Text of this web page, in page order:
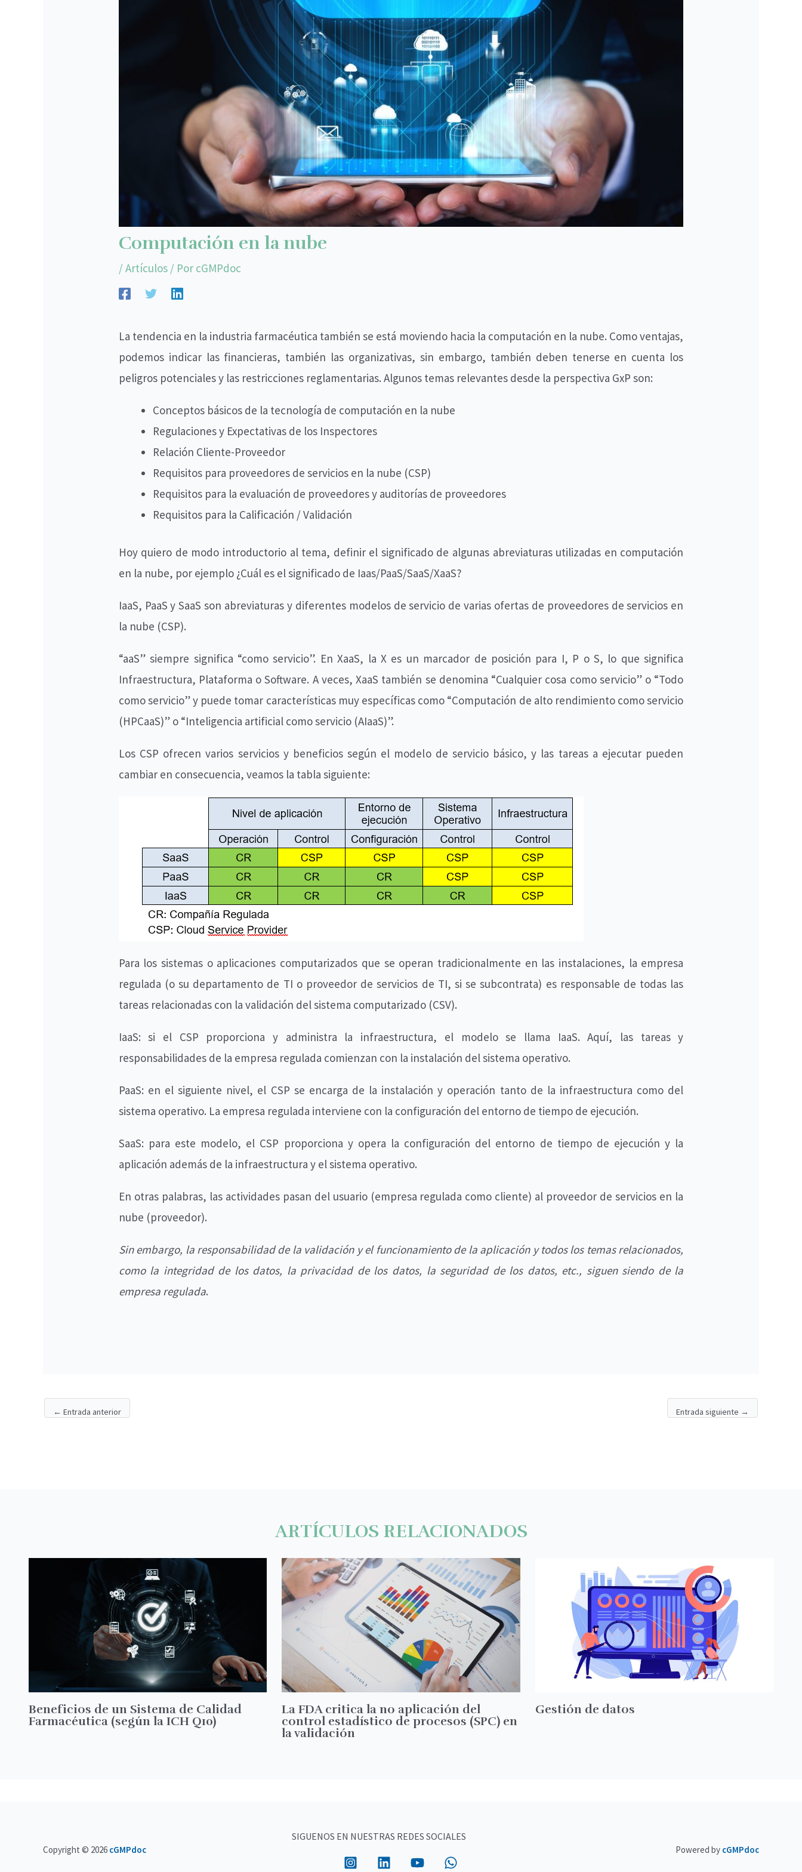
Computación en la nube
/Artículos/ Por cGMPdoc
La tendencia en la industria farmacéutica también se está moviendo hacia la computación en la nube. Como ventajas,
podemos indicar las financieras, también las organizativas, sin embargo, también deben tenerse en cuenta los
peligros potenciales y las restricciones reglamentarias. Algunos temas relevantes desde la perspectiva GxP son:
Conceptos básicos de la tecnología de computación en la nube
Regulaciones y Expectativas de los Inspectores
Relación Cliente-Proveedor
Requisitos para proveedores de servicios en la nube (CSP)
Requisitos para la evaluación de proveedores y auditorías de proveedores
Requisitos para la Calificación / Validación
Hoy quiero de modo introductorio al tema, definir el significado de algunas abreviaturas utilizadas en computación
en la nube, por ejemplo ¿Cuál es el significado de Iaas/PaaS/SaaS/XaaS?
IaaS, PaaS y SaaS son abreviaturas y diferentes modelos de servicio de varias ofertas de proveedores de servicios en
la nube (CSP).
“aaS” siempre significa “como servicio”. En XaaS, la X es un marcador de posición para I, P o S, lo que significa
Infraestructura, Plataforma o Software. A veces, XaaS también se denomina “Cualquier cosa como servicio” o “Todo
como servicio” y puede tomar características muy específicas como “Computación de alto rendimiento como servicio
(HPCaaS)” o “Inteligencia artificial como servicio (AIaaS)”.
Los CSP ofrecen varios servicios y beneficios según el modelo de servicio básico, y las tareas a ejecutar pueden
cambiar en consecuencia, veamos la tabla siguiente:
Para los sistemas o aplicaciones computarizados que se operan tradicionalmente en las instalaciones, la empresa
regulada (o su departamento de TI o proveedor de servicios de TI, si se subcontrata) es responsable de todas las
tareas relacionadas con la validación del sistema computarizado (CSV).
IaaS: si el CSP proporciona y administra la infraestructura, el modelo se llama IaaS. Aquí, las tareas y
responsabilidades de la empresa regulada comienzan con la instalación del sistema operativo.
PaaS: en el siguiente nivel, el CSP se encarga de la instalación y operación tanto de la infraestructura como del
sistema operativo. La empresa regulada interviene con la configuración del entorno de tiempo de ejecución.
SaaS: para este modelo, el CSP proporciona y opera la configuración del entorno de tiempo de ejecución y la
aplicación además de la infraestructura y el sistema operativo.
En otras palabras, las actividades pasan del usuario (empresa regulada como cliente) al proveedor de servicios en la
nube (proveedor).
Sin embargo, la responsabilidad de la validación y el funcionamiento de la aplicación y todos los temas relacionados,
como la integridad de los datos, la privacidad de los datos, la seguridad de los datos, etc., siguen siendo de la
empresa regulada.
← Entrada anterior Entrada siguiente →
ARTÍCULOS RELACIONADOS
Beneficios de un Sistema de Calidad
Farmacéutica (según la ICH Q10)
La FDA critica la no aplicación del
control estadístico de procesos (SPC) en
la validación
Gestión de datos
Copyright © 2026 cGMPdoc
SIGUENOS EN NUESTRAS REDES SOCIALES
Powered bycGMPdoc